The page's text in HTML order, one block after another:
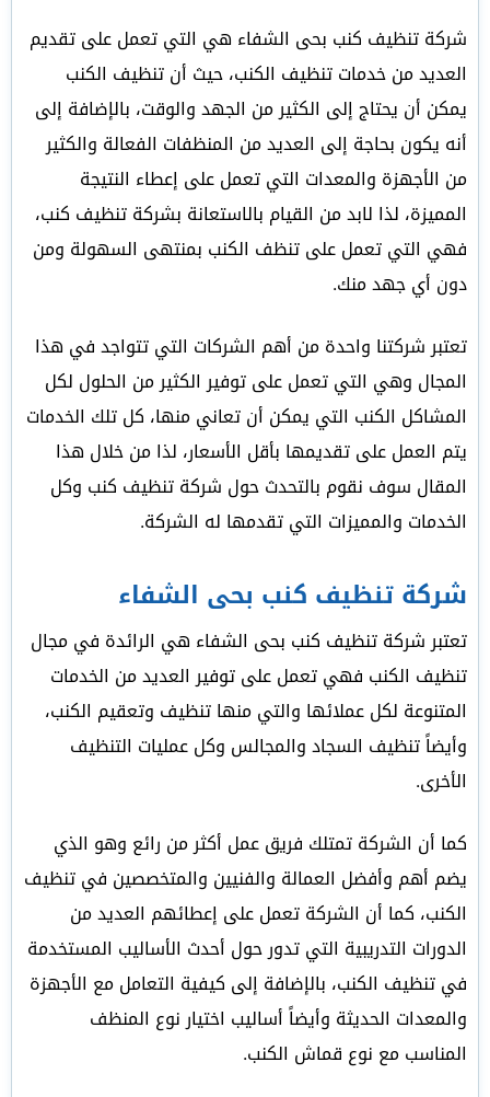
شركة تنظيف كنب بحى الشفاء هي التي تعمل على تقديم
العديد من خدمات تنظيف الكنب، حيث أن تنظيف الكنب
يمكن أن يحتاج إلى الكثير من الجهد والوقت، بالإضافة إلى
أنه يكون بحاجة إلى العديد من المنظفات الفعالة والكثير
من الأجهزة والمعدات التي تعمل على إعطاء النتيجة
المميزة، لذا لابد من القيام بالاستعانة بشركة تنظيف كنب،
فهي التي تعمل على تنظف الكنب بمنتهى السهولة ومن
دون أي جهد منك.
تعتبر شركتنا واحدة من أهم الشركات التي تتواجد في هذا
المجال وهي التي تعمل على توفير الكثير من الحلول لكل
المشاكل الكنب التي يمكن أن تعاني منها، كل تلك الخدمات
يتم العمل على تقديمها بأقل الأسعار، لذا من خلال هذا
المقال سوف نقوم بالتحدث حول شركة تنظيف كنب وكل
الخدمات والمميزات التي تقدمها له الشركة.
شركة تنظيف كنب بحى الشفاء
تعتبر شركة تنظيف كنب بحى الشفاء هي الرائدة في مجال
تنظيف الكنب فهي تعمل على توفير العديد من الخدمات
المتنوعة لكل عملائها والتي منها تنظيف وتعقيم الكنب،
وأيضاً تنظيف السجاد والمجالس وكل عمليات التنظيف
الأخرى.
كما أن الشركة تمتلك فريق عمل أكثر من رائع وهو الذي
يضم أهم وأفضل العمالة والفنيين والمتخصصين في تنظيف
الكنب، كما أن الشركة تعمل على إعطائهم العديد من
الدورات التدريبية التي تدور حول أحدث الأساليب المستخدمة
في تنظيف الكنب، بالإضافة إلى كيفية التعامل مع الأجهزة
والمعدات الحديثة وأيضاً أساليب اختيار نوع المنظف
المناسب مع نوع قماش الكنب.